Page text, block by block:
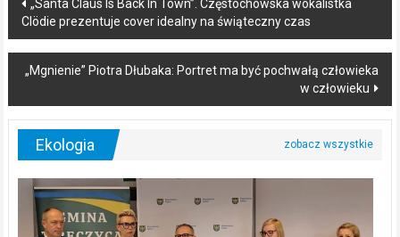
navigation
„Santa Claus Is Back In Town”. Częstochowska wokalistka
Clödie prezentuje cover idealny na świąteczny czas
„Mgnienie” Piotra Dłubaka: Portret ma być pochwałą człowieka
w człowieku
Ekologia